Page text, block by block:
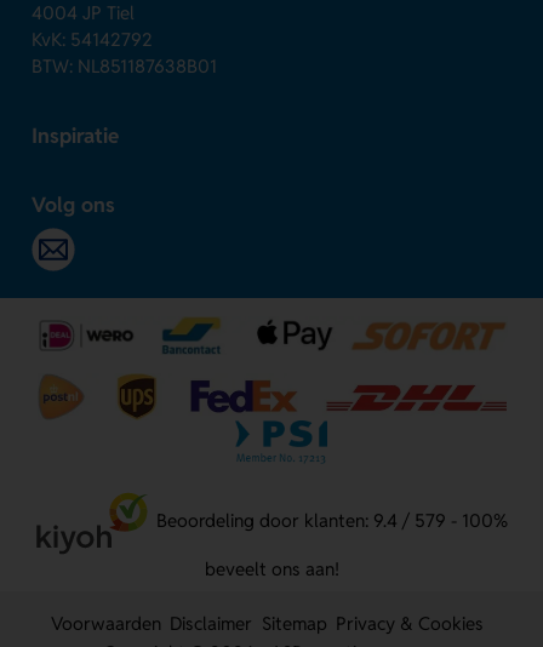
4004 JP Tiel
KvK: 54142792
BTW: NL851187638B01
Inspiratie
Volg ons
Beoordeling door klanten: 9.4 / 579 - 100%
beveelt ons aan!
Voorwaarden Disclaimer Sitemap Privacy & Cookies